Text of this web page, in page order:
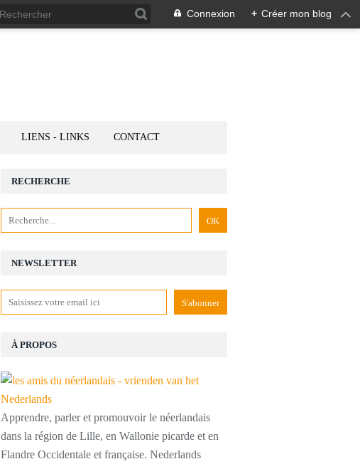
Connexion + Créer mon blog
LIENS - LINKS CONTACT
NEWSLETTER
RECHERCHE
À PROPOS
Apprendre, parler et promouvoir le néerlandais
dans la région de Lille, en Wallonie picarde et en
Flandre Occidentale et française. Nederlands